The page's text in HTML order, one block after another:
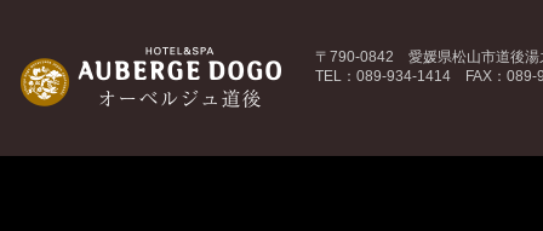
〒790-0842 愛媛県松山市道後湯
TEL：089-934-1414 FAX：089-